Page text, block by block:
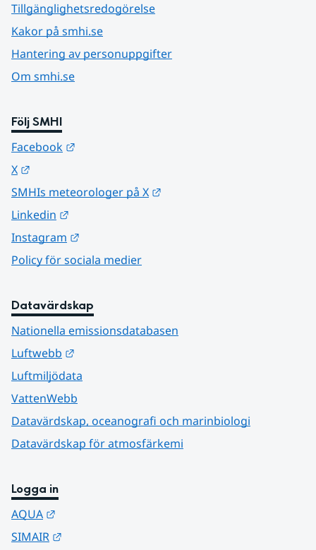
Tillgänglighetsredogörelse
Kakor på smhi.se
Hantering av personuppgifter
Om smhi.se
Följ SMHI
Facebook
X
SMHIs meteorologer på X
Linkedin
Instagram
Policy för sociala medier
Datavärdskap
Nationella emissionsdatabasen
Luftwebb
Luftmiljödata
VattenWebb
Datavärdskap, oceanografi och marinbiologi
Datavärdskap för atmosfärkemi
Logga in
AQUA
SIMAIR